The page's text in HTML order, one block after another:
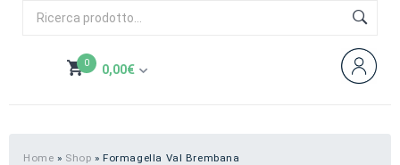
BOX
FORMAGGI
Pecora
A pezzi
Carne di maiale
BBQ
0 0,00€
Subtotale:
Home » Shop »Formagella Val Brembana